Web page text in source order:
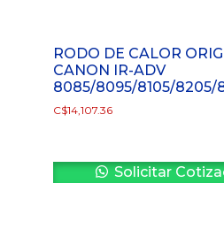
RODO DE CALOR
CANON IR-ADV
8085/8095/8105/8205/
C$14,107.36
Solicitar